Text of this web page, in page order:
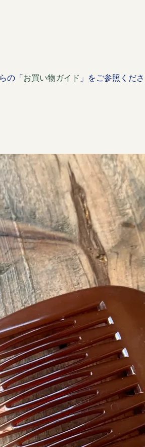
の「お買い物ガイド 」をご参照くだ